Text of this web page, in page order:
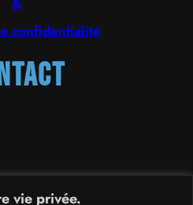
vie privée.
&
confidentialité